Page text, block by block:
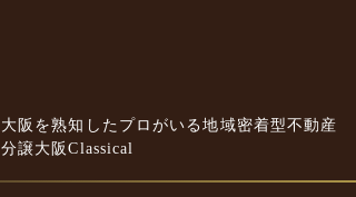
大阪を熟知したプロがいる地域密着型不動産
分譲大阪Classical